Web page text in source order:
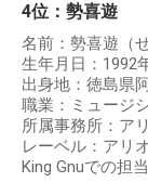
4位：勢喜遊
名前：勢喜遊（
生年月日：1992
出身地：徳島県
職業：ミュージ
所属事務所：ア
レーベル：アリ
King Gnuでの担